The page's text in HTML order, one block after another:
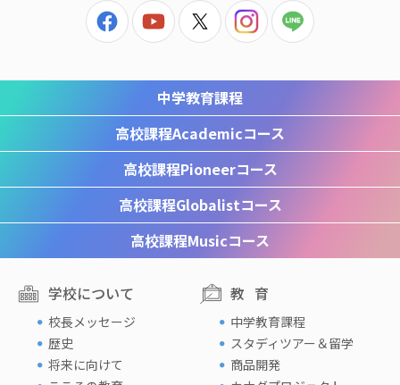
中学教育課程
高校課程Academicコース
高校課程Pioneerコース
高校課程Globalistコース
高校課程Musicコース
学校について
校長メッセージ
歴史
将来に向けて
教育
中学教育課程
スタディツアー＆留学
商品開発